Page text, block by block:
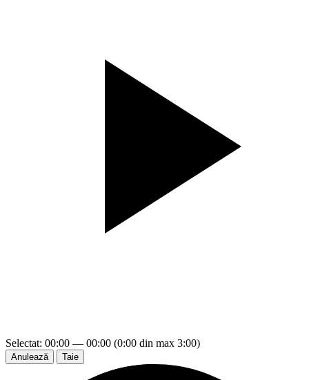
Selectat: 00:00 — 00:00 (0:00 din max 3:00)
Anulează Taie